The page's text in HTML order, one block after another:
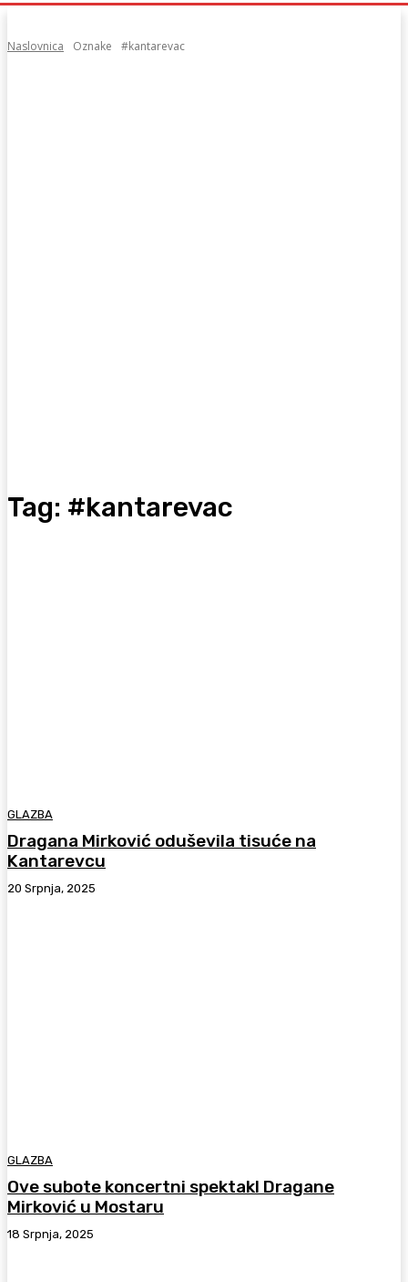
Naslovnica Oznake #kantarevac
Tag: #kantarevac
GLAZBA
Dragana Mirković oduševila tisuće na
Kantarevcu
20 Srpnja, 2025
GLAZBA
Ove subote koncertni spektakl Dragane
Mirković u Mostaru
18 Srpnja, 2025